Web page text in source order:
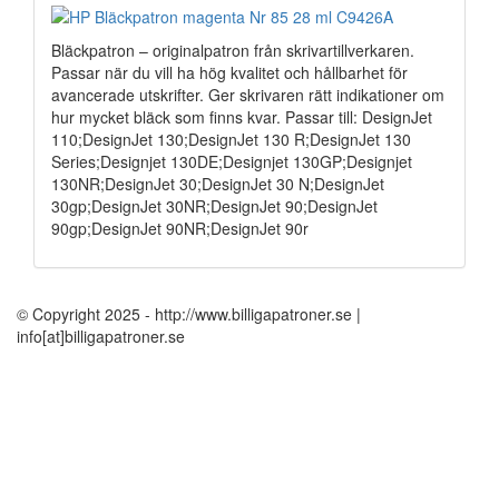
Bläckpatron – originalpatron från skrivartillverkaren.
Passar när du vill ha hög kvalitet och hållbarhet för
avancerade utskrifter. Ger skrivaren rätt indikationer om
hur mycket bläck som finns kvar. Passar till: DesignJet
110;DesignJet 130;DesignJet 130 R;DesignJet 130
Series;Designjet 130DE;Designjet 130GP;Designjet
130NR;DesignJet 30;DesignJet 30 N;DesignJet
30gp;DesignJet 30NR;DesignJet 90;DesignJet
90gp;DesignJet 90NR;DesignJet 90r
© Copyright 2025 - http://www.billigapatroner.se |
info[at]billigapatroner.se